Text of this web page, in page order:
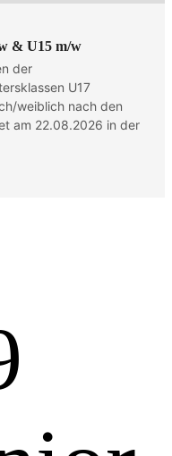
& U15 m/w
der
U17
weiblich nach den
am 22.08.2026 in der